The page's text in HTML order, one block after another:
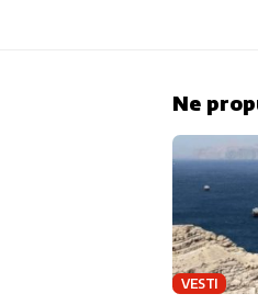
Ne
VESTI